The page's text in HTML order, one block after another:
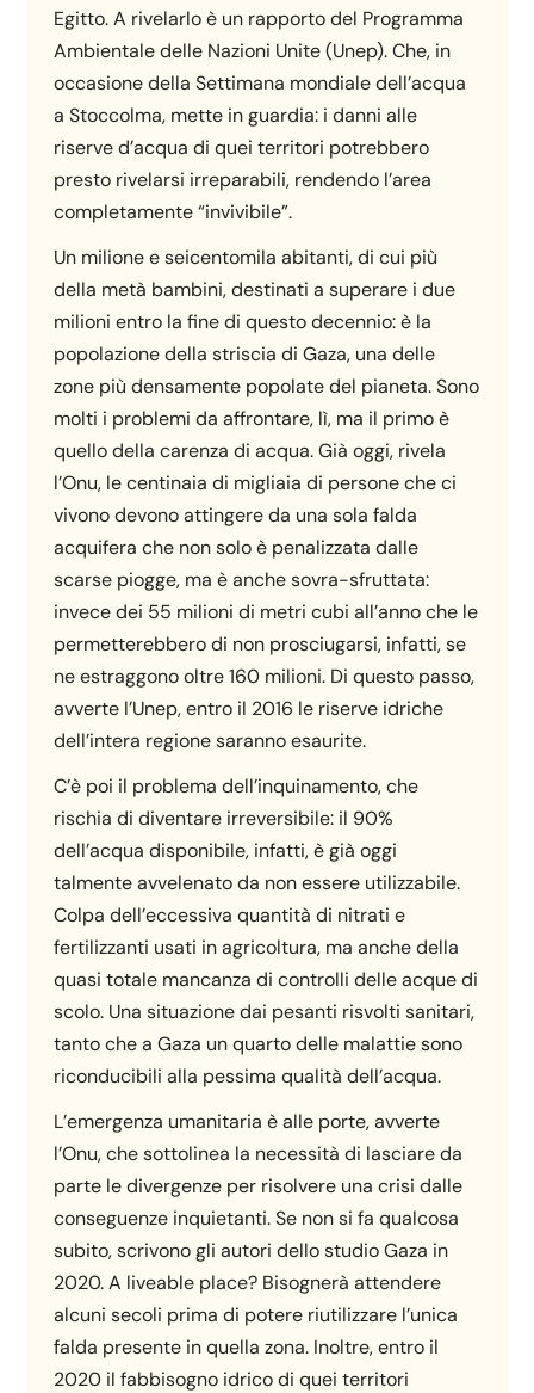
Egitto. A rivelarlo è un rapporto del Programma
Ambientale delle Nazioni Unite (Unep). Che, in
occasione della Settimana mondiale dell’acqua
a Stoccolma, mette in guardia: i danni alle
riserve d’acqua di quei territori potrebbero
presto rivelarsi irreparabili, rendendo l’area
completamente “invivibile”.
Un milione e seicentomila abitanti, di cui più
della metà bambini, destinati a superare i due
milioni entro la fine di questo decennio: è la
popolazione della striscia di Gaza, una delle
zone più densamente popolate del pianeta. Sono
molti i problemi da affrontare, lì, ma il primo è
quello della carenza di acqua. Già oggi, rivela
l’Onu, le centinaia di migliaia di persone che ci
vivono devono attingere da una sola falda
acquifera che non solo è penalizzata dalle
scarse piogge, ma è anche sovra-sfruttata:
invece dei 55 milioni di metri cubi all’anno che le
permetterebbero di non prosciugarsi, infatti, se
ne estraggono oltre 160 milioni. Di questo passo,
avverte l’Unep, entro il 2016 le riserve idriche
dell’intera regione saranno esaurite.
C’è poi il problema dell’inquinamento, che
rischia di diventare irreversibile: il 90%
dell’acqua disponibile, infatti, è già oggi
talmente avvelenato da non essere utilizzabile.
Colpa dell’eccessiva quantità di nitrati e
fertilizzanti usati in agricoltura, ma anche della
quasi totale mancanza di controlli delle acque di
scolo. Una situazione dai pesanti risvolti sanitari,
tanto che a Gaza un quarto delle malattie sono
riconducibili alla pessima qualità dell’acqua.
L’emergenza umanitaria è alle porte, avverte
l’Onu, che sottolinea la necessità di lasciare da
parte le divergenze per risolvere una crisi dalle
conseguenze inquietanti. Se non si fa qualcosa
subito, scrivono gli autori dello studio Gaza in
2020. A liveable place? Bisognerà attendere
alcuni secoli prima di potere riutilizzare l’unica
falda presente in quella zona. Inoltre, entro il
2020 il fabbisogno idrico di quei territori